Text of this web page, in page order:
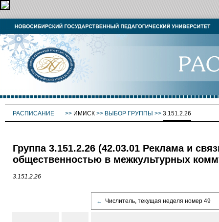
РАСПИСАНИЕ >> ИМИСК >> ВЫБОР ГРУППЫ >> 3.151.2.26
Группа 3.151.2.26 (42.03.01 Реклама и
общественностью в межкультурных
3.151.2.26
← Числитель, текущая неделя номер 49